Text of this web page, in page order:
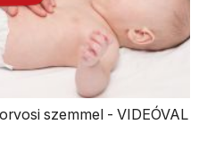
szemmel - VIDEÓVAL